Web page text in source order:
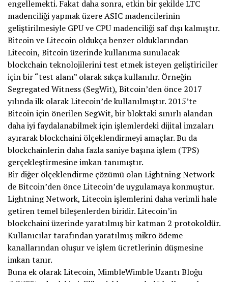
engellemekti. Fakat daha sonra, etkin bir şekilde LTC
madenciliği yapmak üzere ASIC madencilerinin
geliştirilmesiyle GPU ve CPU madenciliği saf dışı kalmıştır.
Bitcoin ve Litecoin oldukça benzer olduklarından
Litecoin, Bitcoin üzerinde kullanıma sunulacak
blockchain teknolojilerini test etmek isteyen geliştiriciler
için bir “test alanı” olarak sıkça kullanılır. Örneğin
Segregated Witness (SegWit), Bitcoin’den önce 2017
yılında ilk olarak Litecoin’de kullanılmıştır. 2015’te
Bitcoin için önerilen SegWit, bir bloktaki sınırlı alandan
daha iyi faydalanabilmek için işlemlerdeki dijital imzaları
ayırarak blockchaini ölçeklendirmeyi amaçlar. Bu da
blockchainlerin daha fazla saniye başına işlem (TPS)
gerçekleştirmesine imkan tanımıştır.
Bir diğer ölçeklendirme çözümü olan Lightning Network
de Bitcoin’den önce Litecoin’de uygulamaya konmuştur.
Lightning Network, Litecoin işlemlerini daha verimli hale
getiren temel bileşenlerden biridir. Litecoin’in
blockchaini üzerinde yaratılmış bir katman 2 protokoldür.
Kullanıcılar tarafından yaratılmış mikro ödeme
kanallarından oluşur ve işlem ücretlerinin düşmesine
imkan tanır.
Buna ek olarak Litecoin, MimbleWimble Uzantı Bloğu